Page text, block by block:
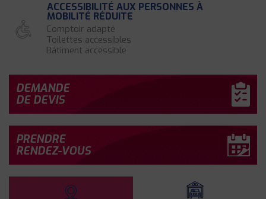
ACCESSIBILITÉ AUX PERSONNES À
MOBILITÉ RÉDUITE
Comptoir adapté
Toilettes accessibles
Bâtiment accessible
DEMANDE
DE DEVIS
PRENDRE
RENDEZ-VOUS